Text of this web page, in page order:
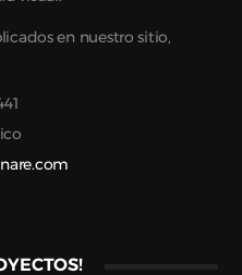
en nuestro sitio,